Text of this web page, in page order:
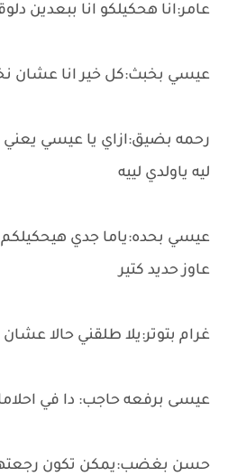
عامر:انا هحكيلكو انا ببعدين
عيسي بخبث:كل خير انا عشان
رحمه بضيق:ازاي يا عيسي
ليه ياولدي لييه
عيسي بحده:ياما جدي
عاوز حديد كتير
غرام بتوتر:يلا طلقني حالا
عيسى برفعه حاجب: دا في
حسن بغضب:يمكن تكون رجعتها